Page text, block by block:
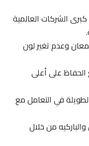
الشركات العالمية
وعدم تغير لون
على أعلى
في التعامل مع
من خلال